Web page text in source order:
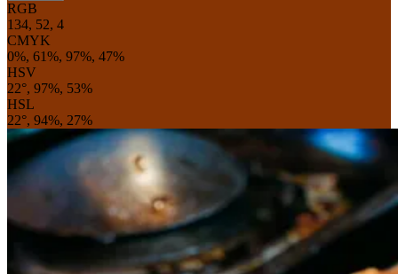
RGB
134, 52, 4
CMYK
0%, 61%, 97%, 47%
HSV
22°, 97%, 53%
HSL
22°, 94%, 27%